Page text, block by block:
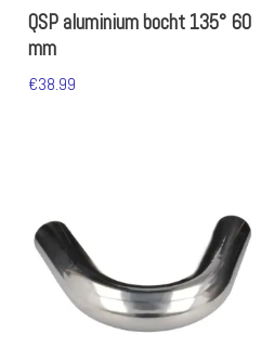
QSP aluminium bocht 135° 60
mm
€38.99